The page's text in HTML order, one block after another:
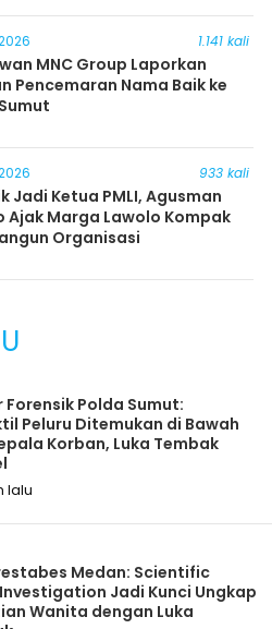
1.141 kali
MNC Group Laporkan
Pencemaran Nama Baik ke
933 kali
Jadi Ketua PMLI, Agusman
Ajak Marga Lawolo Kompak
Organisasi
Forensik Polda Sumut:
Peluru Ditemukan di Bawah
Korban, Luka Tembak
lalu
Medan: Scientific
Jadi Kunci Ungkap
Wanita dengan Luka